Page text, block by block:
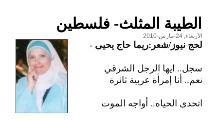
الطيبة المثلث- فلسطين
الأربعاء, 24-مارس-2010
لحج نيوز/شعر:ريما حاج يحيى -
سجل.. ايها الرجل الشرقي
نعم.. أنا إمرأة عربية ثائرة
اتحدى الحياه.. أواجه الموت